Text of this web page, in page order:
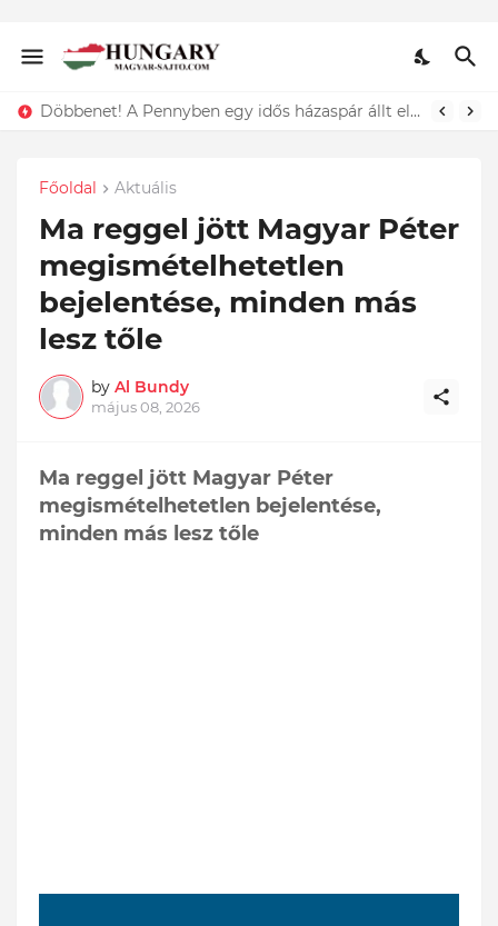
Lefotózták Oláh Ibolyát, amint épp vele csókolózik - EZT nem hiszed el, kinek a karjában kötött ki...ÍME
Főoldal Aktuális
Ma reggel jött Magyar Péter
megismételhetetlen
bejelentése, minden más
lesz tőle
by Al Bundy
május 08, 2026
Ma reggel jött Magyar Péter
megismételhetetlen bejelentése,
minden más lesz tőle